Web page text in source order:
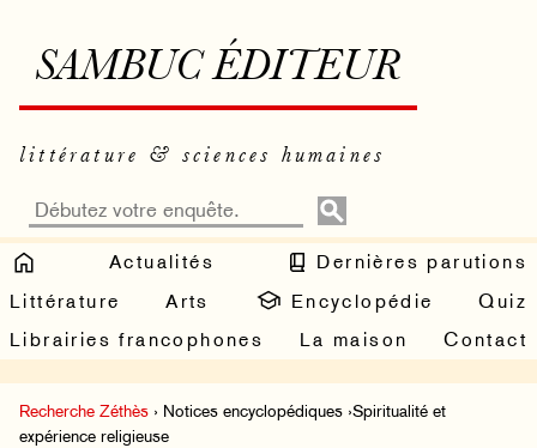
SAMBUC ÉDITEUR
littérature & sciences humaines
Actualités
Dernières parutions
Littérature
Arts Encyclopédie
Quiz
Librairies francophones
La maison Contact
Recherche Zéthès › Notices encyclopédiques ›Spiritualité et
expérience religieuse